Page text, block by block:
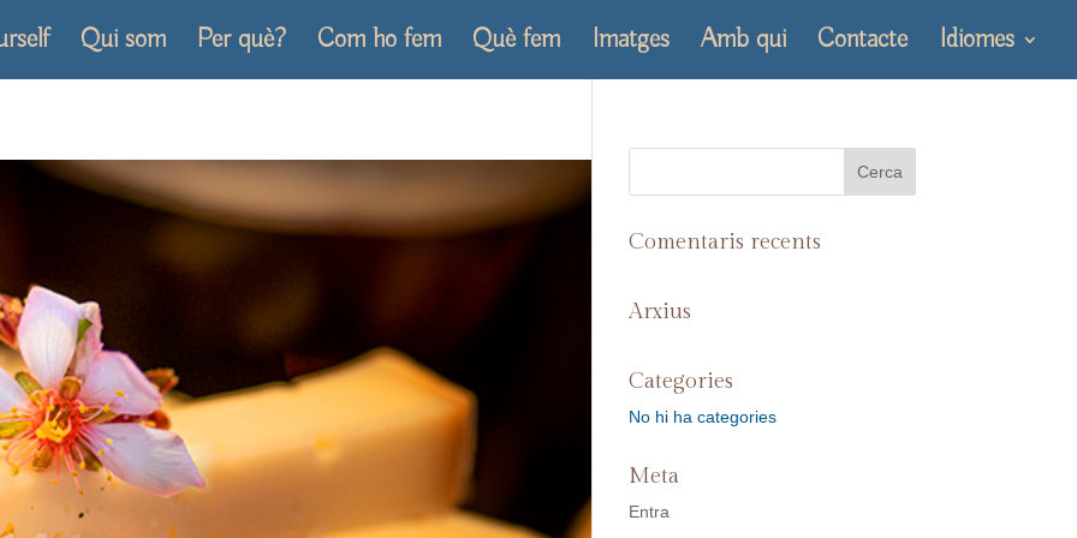
Qui som Per què? Com ho fem Què fem Imatges Amb qui Contacte Idiomes
Comentaris recents
Arxius
Categories
No hi ha categories
Meta
Entra